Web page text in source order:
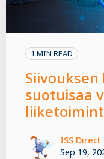
1 MIN READ
suotuisaa
ISS Direct
Sep 19,